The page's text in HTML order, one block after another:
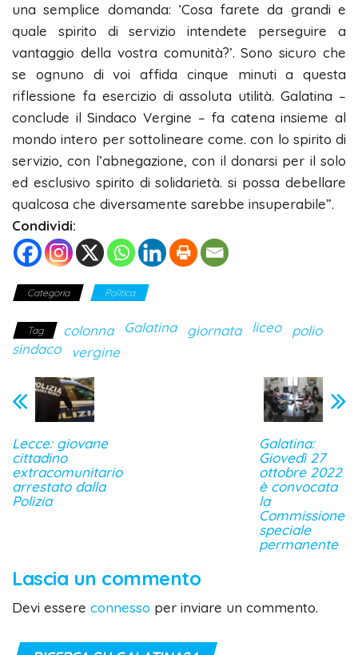
una semplice domanda: ‘Cosa farete da grandi e
quale spirito di servizio intendete perseguire a
vantaggio della vostra comunità?’. Sono sicuro che
se ognuno di voi affida cinque minuti a questa
riflessione fa esercizio di assoluta utilità. Galatina –
conclude il Sindaco Vergine – fa catena insieme al
mondo intero per sottolineare come. con lo spirito di
servizio, con l’abnegazione, con il donarsi per il solo
ed esclusivo spirito di solidarietà. si possa debellare
qualcosa che diversamente sarebbe insuperabile”.
Condividi:
Categoria Politica
Tag colonna Galatina giornata liceo
polio
sindaco
vergine
Lecce: giovane
cittadino
extracomunitario
arrestato dalla
Polizia
Galatina:
Giovedì 27
ottobre 2022
è convocata
la
Commissione
speciale
permanente
Lascia un commento
Devi essere connesso per inviare un commento.